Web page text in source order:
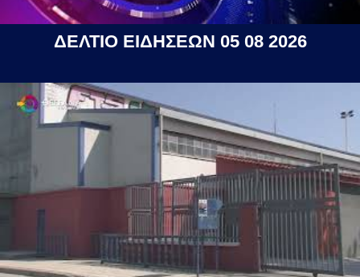
ΔΕΛΤΙΟ ΕΙΔΗΣΕΩΝ 05 08 2026